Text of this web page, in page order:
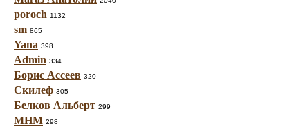
poroch 1132
sm 865
Yana 398
Admin 334
Борис Ассеев 320
Скилеф 305
Белков Альберт 299
МНМ 298